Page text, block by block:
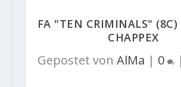
FA "TEN CRIMINALS" (8C)
CHAPPEX
Gepostet von AlMa | 0 |